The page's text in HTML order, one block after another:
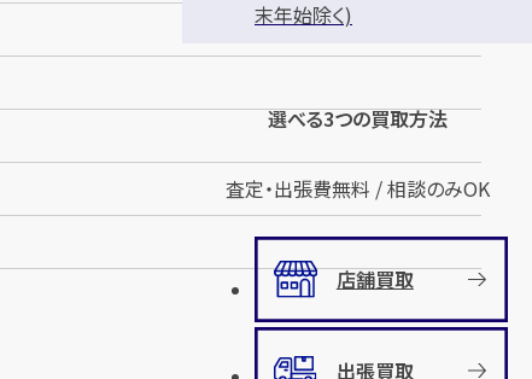
末年始除く)
選べる3つの買取方法
査定・出張費無料 / 相談のみOK
店舗買取
出張買取